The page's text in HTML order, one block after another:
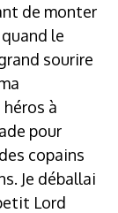
de monter
le
sourire
à
pour
copains
Je déballai
Lord